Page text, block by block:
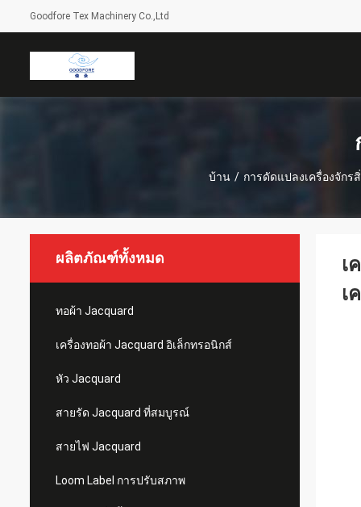
Goodfore Tex Machinery Co.,Ltd
บ้าน / การดัดแปลงเครื่องจักร
ผลิตภัณฑ์ทั้งหมด
ทอผ้า Jacquard
เครื่องทอผ้า Jacquard อิเล็กทรอนิกส์
หัว Jacquard
สายรัด Jacquard ที่สมบูรณ์
สายไฟ Jacquard
Loom Label การปรับสภาพ
เ
เ